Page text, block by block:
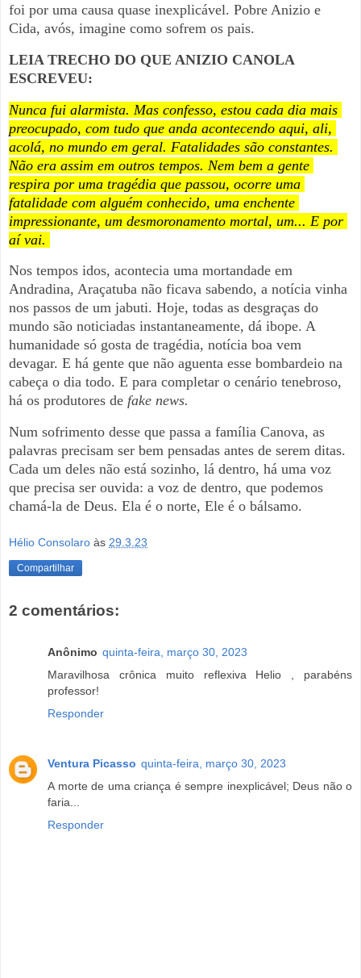
foi por uma causa quase inexplicável. Pobre Anizio e
Cida, avós, imagine como sofrem os pais.
LEIA TRECHO DO QUE ANIZIO CANOLA
ESCREVEU:
Nunca fui alarmista. Mas confesso, estou cada dia mais
preocupado, com tudo que anda acontecendo aqui, ali,
acolá, no mundo em geral. Fatalidades são constantes.
Não era assim em outros tempos. Nem bem a gente
respira por uma tragédia que passou, ocorre uma
fatalidade com alguém conhecido, uma enchente
impressionante, um desmoronamento mortal, um... E por
aí vai.
Nos tempos idos, acontecia uma mortandade em
Andradina, Araçatuba não ficava sabendo, a notícia vinha
nos passos de um jabuti. Hoje, todas as desgraças do
mundo são noticiadas instantaneamente, dá ibope. A
humanidade só gosta de tragédia, notícia boa vem
devagar. E há gente que não aguenta esse bombardeio na
cabeça o dia todo. E para completar o cenário tenebroso,
há os produtores de fake news.
Num sofrimento desse que passa a família Canova, as
palavras precisam ser bem pensadas antes de serem ditas.
Cada um deles não está sozinho, lá dentro, há uma voz
que precisa ser ouvida: a voz de dentro, que podemos
chamá-la de Deus. Ela é o norte, Ele é o bálsamo.
Hélio Consolaro às 29.3.23
Compartilhar
2 comentários:
Anônimo quinta-feira, março 30, 2023
Maravilhosa crônica muito reflexiva Helio , parabéns
professor!
Responder
Ventura Picasso quinta-feira, março 30, 2023
A morte de uma criança é sempre inexplicável; Deus não o
faria...
Responder